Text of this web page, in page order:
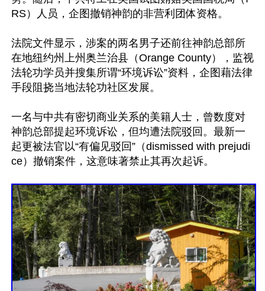
RS）人员，企图撤销神韵的非营利团体资格。
法院文件显示，涉案的两名男子还前往神韵总部所
在地纽约州上州奥兰治县（Orange County），监视
法轮功学员并搜集所谓“环境诉讼”资料，企图藉法律
手段阻挠当地法轮功社区发展。
一名与中共有密切商业关系的美籍人士，曾数度对
神韵总部提起环境诉讼，但均遭法院驳回。最新一
起更被法官以“有偏见驳回”（dismissed with prejudi
ce）撤销案件，这意味著禁止其再次起诉。